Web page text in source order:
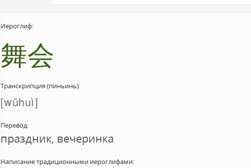
Иероглиф:
舞会
Транскрипция (пиньинь):
wǔhuì
Перевод:
праздник, вечеринка
Написание традиционными иероглифами: